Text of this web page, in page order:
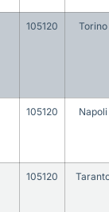
105120 Torino
105120 Napoli
105120